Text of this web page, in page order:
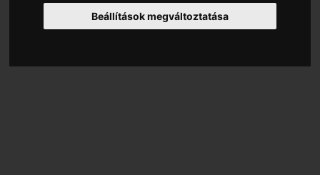
Beállítások megváltoztatása